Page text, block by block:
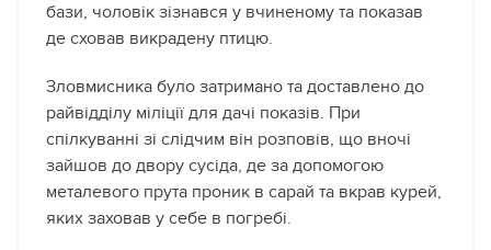
бази, чоловік зізнався у вчиненому та показав
де сховав викрадену птицю.
Зловмисника було затримано та доставлено до
райвідділу міліції для дачі показів. При
спілкуванні зі слідчим він розповів, що вночі
зайшов до двору сусіда, де за допомогою
металевого прута проник в сарай та вкрав курей,
яких заховав у себе в погребі.